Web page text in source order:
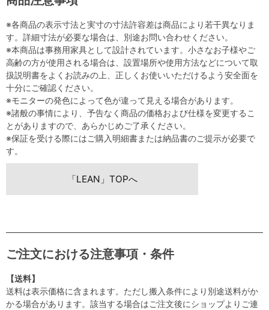
※各商品の表示寸法と実寸の寸法許容差は商品により若干異なりま
す。詳細寸法が必要な場合は、別途お問い合わせください。
※本商品は事務用家具として設計されています。小さなお子様やご
高齢の方が使用される場合は、設置場所や使用方法などについて取
扱説明書をよくお読みの上、正しくお使いいただけるよう安全面を
十分にご確認ください。
※モニターの発色によって色が違って見える場合があります。
※諸般の事情により、予告なく商品の価格および仕様を変更するこ
とがありますので、あらかじめご了承ください。
※保証を受ける際にはご購入明細書または納品書のご提示が必要で
す。
「LEAN」TOPへ
ご注文における注意事項・条件
【送料】
送料は表示価格に含まれます。ただし搬入条件により別途送料がか
かる場合があります。該当する場合はご注文後にショップよりご連